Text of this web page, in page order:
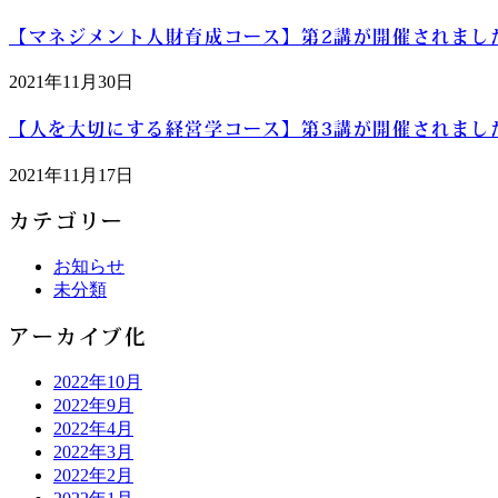
【マネジメント人財育成コース】第2講が開催されまし
2021年11月30日
【人を大切にする経営学コース】第3講が開催されまし
2021年11月17日
カテゴリー
お知らせ
未分類
アーカイブ化
2022年10月
2022年9月
2022年4月
2022年3月
2022年2月